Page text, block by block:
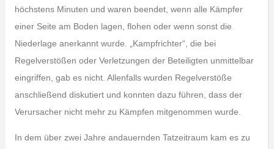
höchstens Minuten und waren beendet, wenn alle Kämpfer
einer Seite am Boden lagen, flohen oder wenn sonst die
Niederlage anerkannt wurde. „Kampfrichter“, die bei
Regelverstößen oder Verletzungen der Beteiligten unmittelbar
eingriffen, gab es nicht. Allenfalls wurden Regelverstöße
anschließend diskutiert und konnten dazu führen, dass der
Verursacher nicht mehr zu Kämpfen mitgenommen wurde.
In dem über zwei Jahre andauernden Tatzeitraum kam es zu